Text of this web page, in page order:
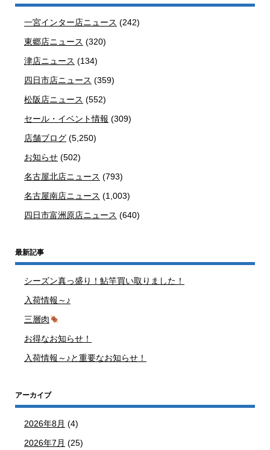
一宮インター店ニュース (242)
東郷店ニュース (320)
津店ニュース (134)
四日市店ニュース (359)
松阪店ニュース (552)
セール・イベント情報 (309)
店舗ブログ (5,250)
お知らせ (502)
名古屋北店ニュース (793)
名古屋南店ニュース (1,003)
四日市富洲原店ニュース (640)
最新記事
シーズン真っ盛り！鮎竿買い取りました！
入荷情報～♪
三層肉
お得なお知らせ！
入荷情報～♪と重要なお知らせ！
アーカイブ
2026年8月 (4)
2026年7月 (25)